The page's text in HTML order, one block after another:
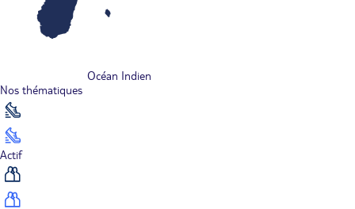
Océan Indien
Nos thématiques
Actif